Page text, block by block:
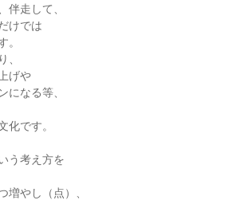
伴走して、
けでは
。
、
げや
になる等、
化です。
う考え方を
増やし（点）、